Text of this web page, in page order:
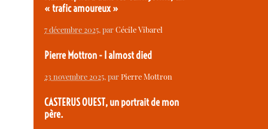
« trafic amoureux »
7 décembre 2025, parCécile Vibarel
Pierre Mottron - I almost died
23 novembre 2025, parPierre Mottron
CASTERUS OUEST, un portrait de mon
père.